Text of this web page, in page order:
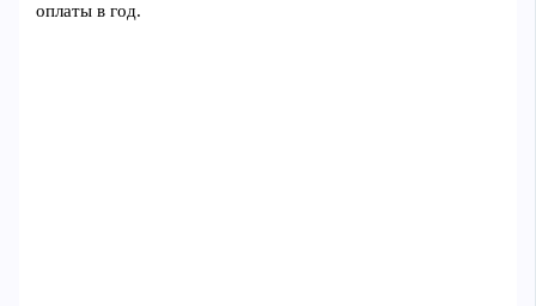
оплаты в год.